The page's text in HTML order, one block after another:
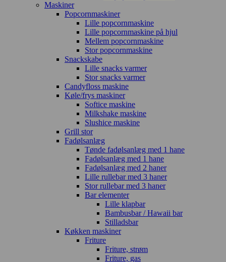
Maskiner
Popcornmaskiner
Lille popcornmaskine
Lille popcornmaskine på hjul
Mellem popcornmaskine
Stor popcornmaskine
Snackskabe
Lille snacks varmer
Stor snacks varmer
Candyfloss maskine
Køle/frys maskiner
Softice maskine
Milkshake maskine
Slushice maskine
Grill stor
Fadølsanlæg
Tønde fadølsanlæg med 1 hane
Fadølsanlæg med 1 hane
Fadølsanlæg med 2 haner
Lille rullebar med 3 haner
Stor rullebar med 3 haner
Bar elementer
Lille klapbar
Bambusbar / Hawaii bar
Stilladsbar
Køkken maskiner
Friture
Friture, strøm
Friture, gas